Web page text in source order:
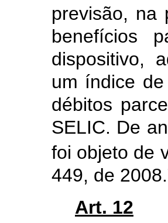
previsão, na
benefícios
dispositivo,
um índice
débitos
SELIC. De
foi objeto de
449, de 2008.
Art. 12